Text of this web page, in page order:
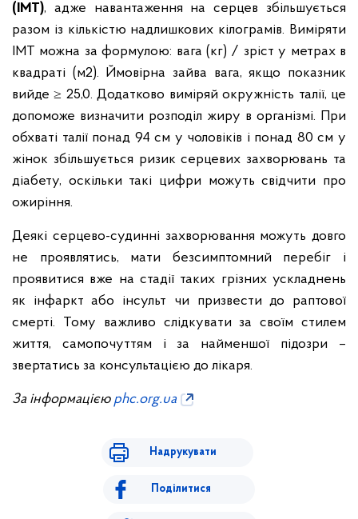
(ІМТ), адже навантаження на серцев збільшується
разом із кількістю надлишкових кілограмів. Виміряти
ІМТ можна за формулою: вага (кг) / зріст у метрах в
квадраті (м2). Ймовірна зайва вага, якщо показник
вийде ≥ 25,0. Додатково виміряй окружність талії, це
допоможе визначити розподіл жиру в організмі. При
обхваті талії понад 94 см у чоловіків і понад 80 см у
жінок збільшується ризик серцевих захворювань та
діабету, оскільки такі цифри можуть свідчити про
ожиріння.
Деякі серцево-судинні захворювання можуть довго
не проявлятись, мати безсимптомний перебіг і
проявитися вже на стадії таких грізних ускладнень
як інфаркт або інсульт чи призвести до раптової
смерті. Тому важливо слідкувати за своїм стилем
життя, самопочуттям і за найменшої підозри –
звертатись за консультацією до лікаря.
За інформацією phc.org.ua
Надрукувати
Поділитися